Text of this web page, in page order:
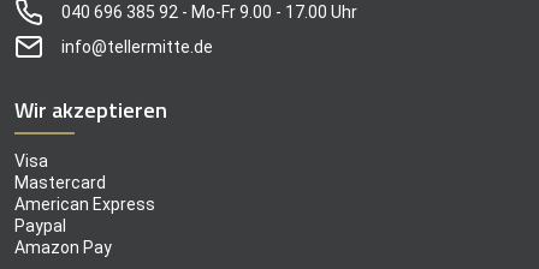
040 696 385 92 - Mo-Fr 9.00 - 17.00 Uhr
info@tellermitte.de
Wir akzeptieren
Visa
Mastercard
American Express
Paypal
Amazon Pay